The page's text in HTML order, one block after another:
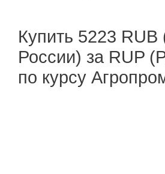
Купить 5223 RUB
России) за RUP
по курсу